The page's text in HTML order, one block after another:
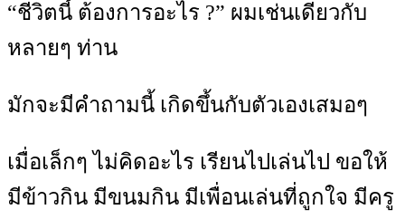
“ชีวิตนี้ ต้องการอะไร ?” ผมเช่นเดียวกับ
หลายๆ ท่าน
มักจะมีคำถามนี้ เกิดขึ้นกับตัวเองเสมอๆ
เมื่อเล็กๆ ไม่คิดอะไร เรียนไปเล่นไป ขอให้
มีข้าวกิน มีขนมกิน มีเพื่อนเล่นที่ถูกใจ มีครู